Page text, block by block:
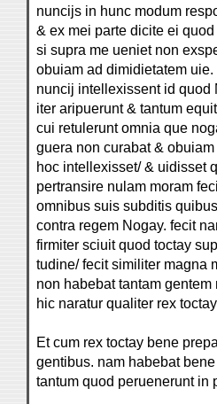
nuncijs in hunc modum
& ex mei parte dicite ei
si supra me ueniet non
obuiam ad dimidietatem
nuncij intellexissent id quod
iter aripuerunt & tantum
cui retulerunt omnia que
guera non curabat &
hoc intellexisset/ & uidisset
pertransire nulam moram
omnibus suis subditis
contra regem Nogay. fecit
firmiter sciuit quod toctay
tudine/ fecit similiter magna
non habebat tantam
hic naratur qualiter rex
Et cum rex toctay bene
gentibus. nam habebat
tantum quod peruenerunt in